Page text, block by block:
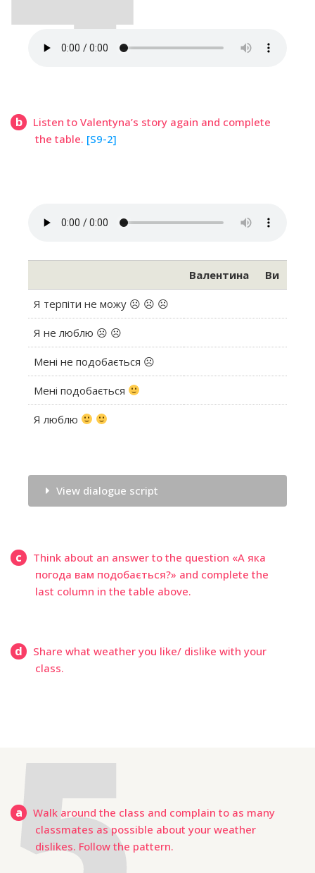
b
Listen to Valentyna’s story again and complete
the table. [S9-2]
Валентина Ви
Я терпіти не можу ☹ ☹ ☹
Я не люблю ☹ ☹
Мені не подобається ☹
Мені подобається
Я люблю
View dialogue script
c
Think about an answer to the question «А яка
погода вам подобається?» and complete the
last column in the table above.
d
Share what weather you like/ dislike with your
class.
a
Walk around the class and complain to as many
classmates as possible about your weather
dislikes. Follow the pattern.